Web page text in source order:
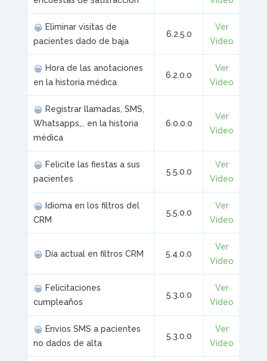
Eliminar visitas de
pacientes dado de baja
6.2.5.0
Ver
Vídeo
Hora de las anotaciones
en la historia médica
6.2.0.0
Ver
Vídeo
Registrar llamadas, SMS,
Whatsapps,.. en la historia
médica
6.0.0.0
Ver
Vídeo
Felicite las fiestas a sus
pacientes
5.5.0.0
Ver
Vídeo
Idioma en los filtros del
CRM
5.5.0.0
Ver
Vídeo
Día actual en filtros CRM 5.4.0.0
Ver
Vídeo
Felicitaciones
cumpleaños
5.3.0.0
Ver
Vídeo
Envíos SMS a pacientes
no dados de alta
5.3.0.0
Ver
Vídeo